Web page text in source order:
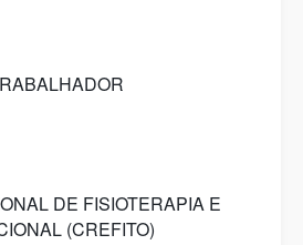
DE FISIOTERAPIA E
(CREFITO)